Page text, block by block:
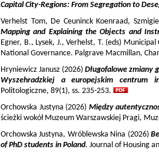
Capital City-Regions: From Segregation to
Verhelst Tom, De Ceuninck Koenraad,
Mapping and Explaining the Objects and
Egner, B., Lysek, J., Verhelst, T. (eds)
National Governance. Palgrave Macmillan,
Hryniewicz Janusz (2026) Długofalowe zmiany
Wyszehradzkiej a europejskim centrum
Politologiczne, 89(1), ss. 235-253.
Orchowska Justyna (2026) Między
ścieżki wokół Muzeum Warszawskiej Pragi,
Orchowska Justyna, Wróblewska Nina (2026)
of PhD students in Poland. Journal of Housing